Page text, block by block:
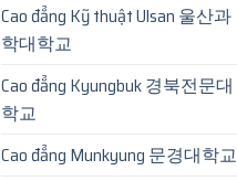
Cao đẳng Kỹ thuật Ulsan 울산과
학대학교
Cao đẳng Kyungbuk 경북전문대
학교
Cao đẳng Munkyung 문경대학교